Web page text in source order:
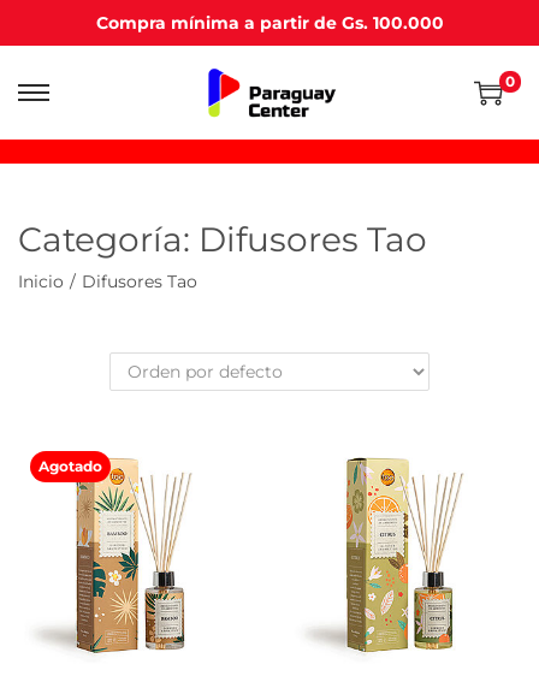
Compra mínima a partir de Gs. 100.000
Saltar
a
Saltar
al
0
Categoría: Difusores Tao
Inicio / Difusores Tao
Agotado